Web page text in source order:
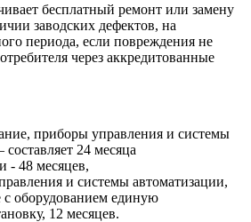
бесплатный ремонт или замену
заводских дефектов, на
периода, если повреждения не
через аккредитованные
приборы управления и системы
24 месяца
- 48 месяцев,
и системы автоматизации,
оборудованием единую
12 месяцев.